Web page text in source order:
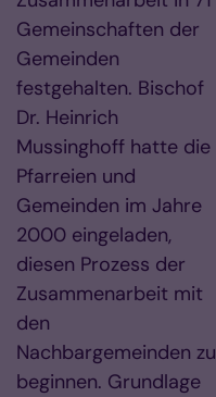
Gemeinschaften der
Gemeinden
festgehalten. Bischof
Dr. Heinrich
Mussinghoff hatte die
Pfarreien und
Gemeinden im Jahre
2000 eingeladen,
diesen Prozess der
Zusammenarbeit mit
den
Nachbargemeinden zu
beginnen. Grundlage